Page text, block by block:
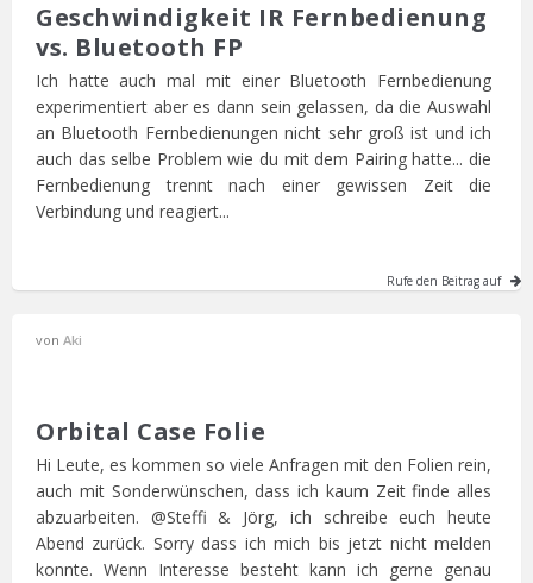
Geschwindigkeit IR Fernbedienung
vs. Bluetooth FP
Ich hatte auch mal mit einer Bluetooth Fernbedienung
experimentiert aber es dann sein gelassen, da die Auswahl
an Bluetooth Fernbedienungen nicht sehr groß ist und ich
auch das selbe Problem wie du mit dem Pairing hatte... die
Fernbedienung trennt nach einer gewissen Zeit die
Verbindung und reagiert...
Rufe den Beitrag auf
von Aki
Orbital Case Folie
Hi Leute, es kommen so viele Anfragen mit den Folien rein,
auch mit Sonderwünschen, dass ich kaum Zeit finde alles
abzuarbeiten. @Steffi & Jörg, ich schreibe euch heute
Abend zurück. Sorry dass ich mich bis jetzt nicht melden
konnte. Wenn Interesse besteht kann ich gerne genau